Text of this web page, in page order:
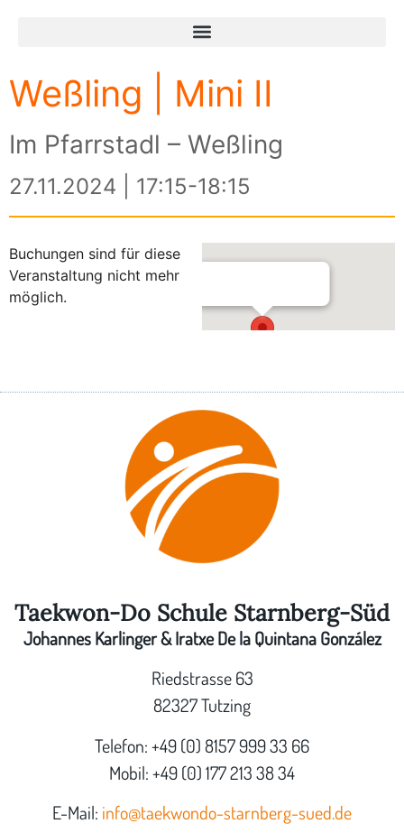
Weßling | Mini II
Im Pfarrstadl – Weßling
27.11.2024 | 17:15-18:15
Buchungen sind für diese
Veranstaltung nicht mehr
möglich.
Im Pfarrstadl – Weßling
Am Kreuzberg 3 - Weßling
Taekwon-Do Schule Starnberg-Süd
Johannes Karlinger & Iratxe De la Quintana González
Riedstrasse 63
82327 Tutzing
Telefon: +49 (0) 8157 999 33 66
Mobil: +49 (0) 177 213 38 34
E-Mail: info@taekwondo-starnberg-sued.de